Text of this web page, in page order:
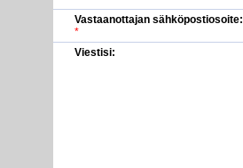
Vastaanottajan sähköpostiosoite:
*
Viestisi: